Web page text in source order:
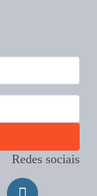
Redes sociais